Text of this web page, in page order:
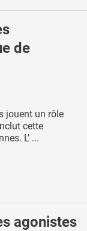
de
jouent un rôle
cette
L’ ...
agonistes